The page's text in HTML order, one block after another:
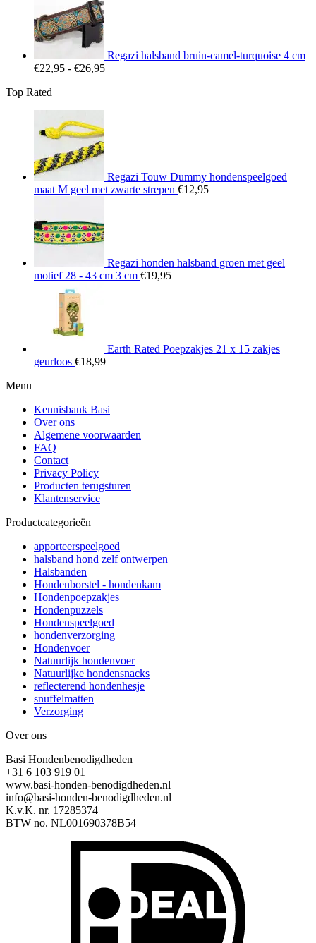
Regazi halsband bruin-camel-turquoise 4 cm
€22,95 - €26,95Prijsklasse:
Top Rated
Regazi Touw Dummy hondenspeelgoed
maat M geel met zwarte strepen €12,95
Regazi honden halsband groen met geel
motief 28 - 43 cm 3 cm €19,95
Earth Rated Poepzakjes 21 x 15 zakjes
geurloos €18,99
Menu
Kennisbank Basi
Over ons
Algemene voorwaarden
FAQ
Contact
Privacy Policy
Producten terugsturen
Klantenservice
Productcategorieën
apporteerspeelgoed
halsband hond zelf ontwerpen
Halsbanden
Hondenborstel - hondenkam
Hondenpoepzakjes
Hondenpuzzels
Hondenspeelgoed
hondenverzorging
Hondenvoer
Natuurlijk hondenvoer
Natuurlijke hondensnacks
reflecterend hondenhesje
snuffelmatten
Verzorging
Over ons
Basi Hondenbenodigdheden
+31 6 103 919 01
www.basi-honden-benodigdheden.nl
info@basi-honden-benodigdheden.nl
K.v.K. nr. 17285374
BTW no. NL001690378B54